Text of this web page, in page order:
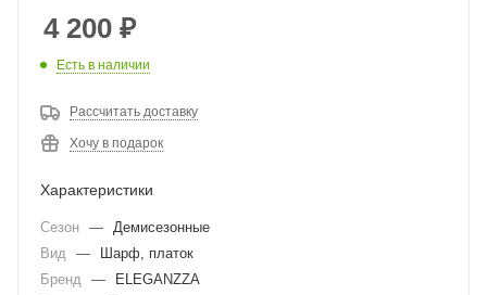
4 200 ₽
Есть в наличии
Рассчитать доставку
Хочу в подарок
Характеристики
Сезон —
Демисезонные
Вид
—
Шарф, платок
Бренд
—
ELEGANZZA